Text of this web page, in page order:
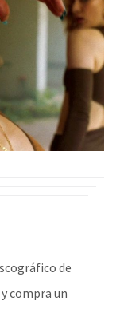
de
compra un